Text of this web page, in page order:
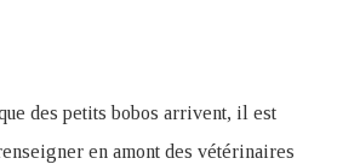
des petits bobos arrivent, il est
en amont des vétérinaires